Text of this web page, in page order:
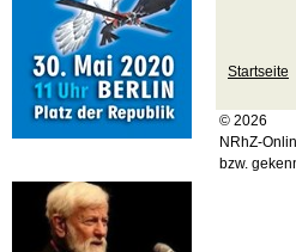
Startseite
© 2026
NRhZ-
bzw.